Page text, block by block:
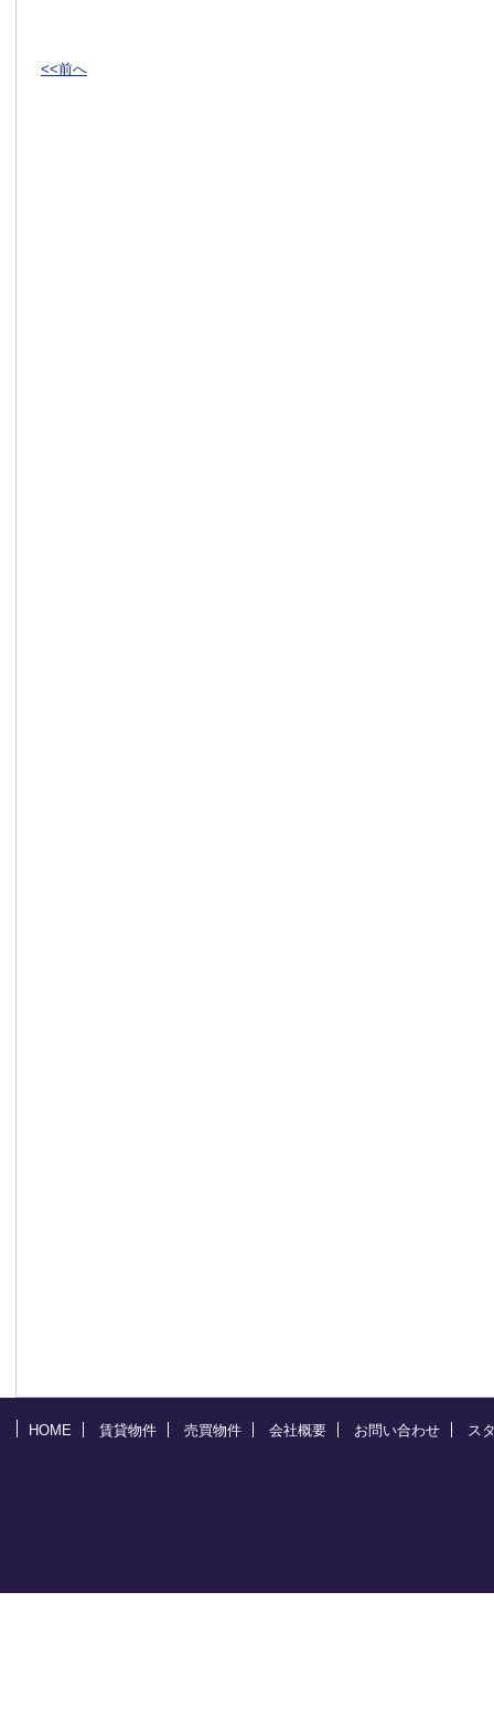
<<前へ
HOME 賃貸物件 売買物件 会社概要 お問い合わせ ス